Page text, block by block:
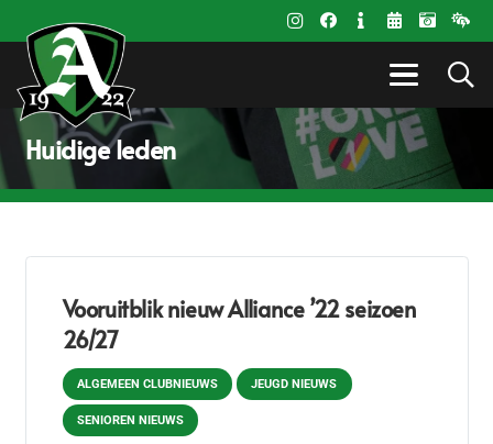
Huidige leden
Vooruitblik nieuw Alliance ’22 seizoen
26/27
ALGEMEEN CLUBNIEUWS JEUGD NIEUWS
SENIOREN NIEUWS